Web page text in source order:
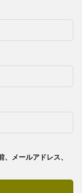
メールアドレス、